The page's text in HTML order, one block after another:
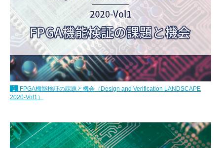
1
FPGA機能検証の課題と機会（Design and Verification LANDSCAPE
2020-Vol1）